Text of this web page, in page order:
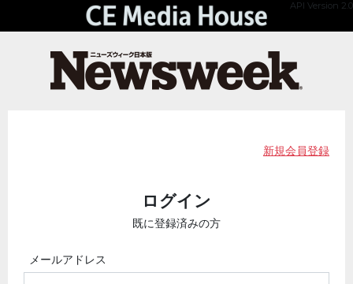
API Version 2.0
新規会員登録
ログイン
既に登録済みの方
メールアドレス